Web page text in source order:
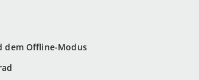
dem Offline-Modus